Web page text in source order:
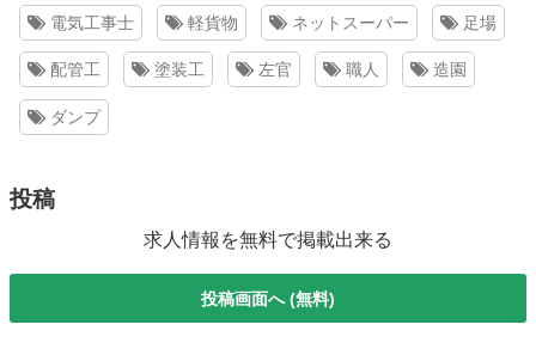
電気工事士 軽貨物 ネットスーパー 足場
配管工 塗装工 左官 職人 造園
ダンプ
投稿
求人情報を無料で掲載出来る
投稿画面へ (無料)